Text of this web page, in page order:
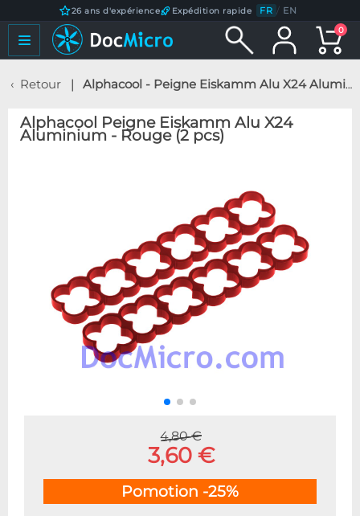
26 ans d'expérience Expédition rapide FR / EN
0
Retour Alphacool - Peigne Eiskamm Alu X24 Aluminium - Rouge (2 pcs)
Alphacool Peigne Eiskamm Alu X24
Aluminium - Rouge (2 pcs)
4,80 €
3,60 €
Pomotion -25%